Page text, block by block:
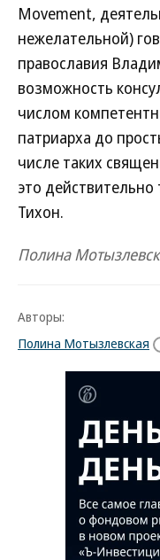
Movement,
нежелательной)
православия
возможность
числом
патриарха до
числе таких
это
Тихон.
Полина
Авторы:
Полина Мотызлевская
Новости партнеров